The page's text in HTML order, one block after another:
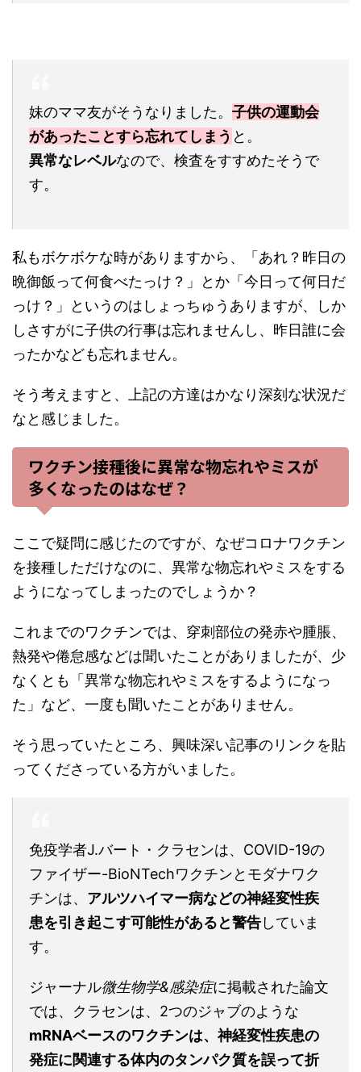
妹のママ友がそうなりました。 子供の運動会
があったことすら忘れてしまう と。
異常なレベルなので、検査をすすめたそうで
す。
私もボケボケな時がありますから、「あれ？昨日の
晩御飯って何食べたっけ？」とか「今日って何日だ
っけ？」というのはしょっちゅうありますが、しか
しさすがに子供の行事は忘れませんし、昨日誰に会
ったかなども忘れません。
そう考えますと、上記の方達はかなり深刻な状況だ
なと感じました。
ワクチン接種後に異常な物忘れやミスが
多くなったのはなぜ？
ここで疑問に感じたのですが、なぜコロナワクチン
を接種しただけなのに、異常な物忘れやミスをする
ようになってしまったのでしょうか？
これまでのワクチンでは、穿刺部位の発赤や腫脹、
熱発や倦怠感などは聞いたことがありましたが、少
なくとも「異常な物忘れやミスをするようになっ
た」など、一度も聞いたことがありません。
そう思っていたところ、興味深い記事のリンクを貼
ってくださっている方がいました。
免疫学者J.バート・クラセンは、COVID-19の
ファイザー-BioNTechワクチンとモダナワク
チンは、 アルツハイマー病などの神経変性疾
患を引き起こす可能性があると警告していま
す。
ジャーナル微生物学&感染症に掲載された論文
では、クラセンは、2つのジャブのような
mRNAベースのワクチンは、神経変性疾患の
発症に関連する体内のタンパク質を誤って折